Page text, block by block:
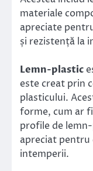
materiale
apreciate
și rezistență la
Lemn-plastic
este creat prin
plasticului.
forme, cum ar
profile de
apreciat pentru
intemperii.